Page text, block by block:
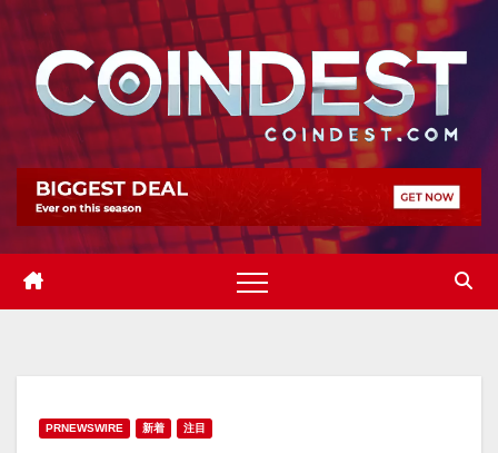
Skip
content
PRNEWSWIRE 新着 注目